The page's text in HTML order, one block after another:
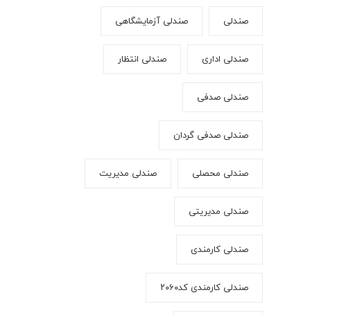
صندلی صندلی آزمایشگاهی
صندلی اداری صندلی انتظار
صندلی صدفی
صندلی صدفی گردان
صندلی محصلی صندلی مدیریت
صندلی مدیریتی
صندلی کارمندی
صندلی کارمندی کد۲۰۶۰